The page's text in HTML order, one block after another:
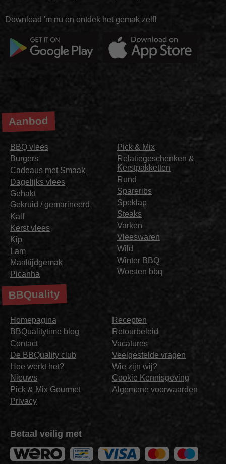
Download 'm nu en ontdek het gemak zelf!
Aanbod
BBQ vlees
Burgers
Cadeaus met Smaak
Dagelijks vlees
Gehakt
Gekruid / gemarineerd
Kalf
Kerst vlees
Kip
Lam
Maaltijdgemak
Picanha
Pick & Mix
Relatiegeschenken &
Kerstpakketten
Rund
Spareribs
Speklap
Steaks
Varken
Vleeswaren
Wild
Winter BBQ
Worsten bbq
BBQuality
Homepagina
BBQualitytime blog
Contact
De BBQuality club
Hoe werkt het?
Nieuws
Pick & Mix Gourmet
Privacy
Recepten
Retourbeleid
Vacatures
Veelgestelde vragen
Wie zijn wij?
Cookie Kennisgeving
Algemene voorwaarden
Betaal veilig met